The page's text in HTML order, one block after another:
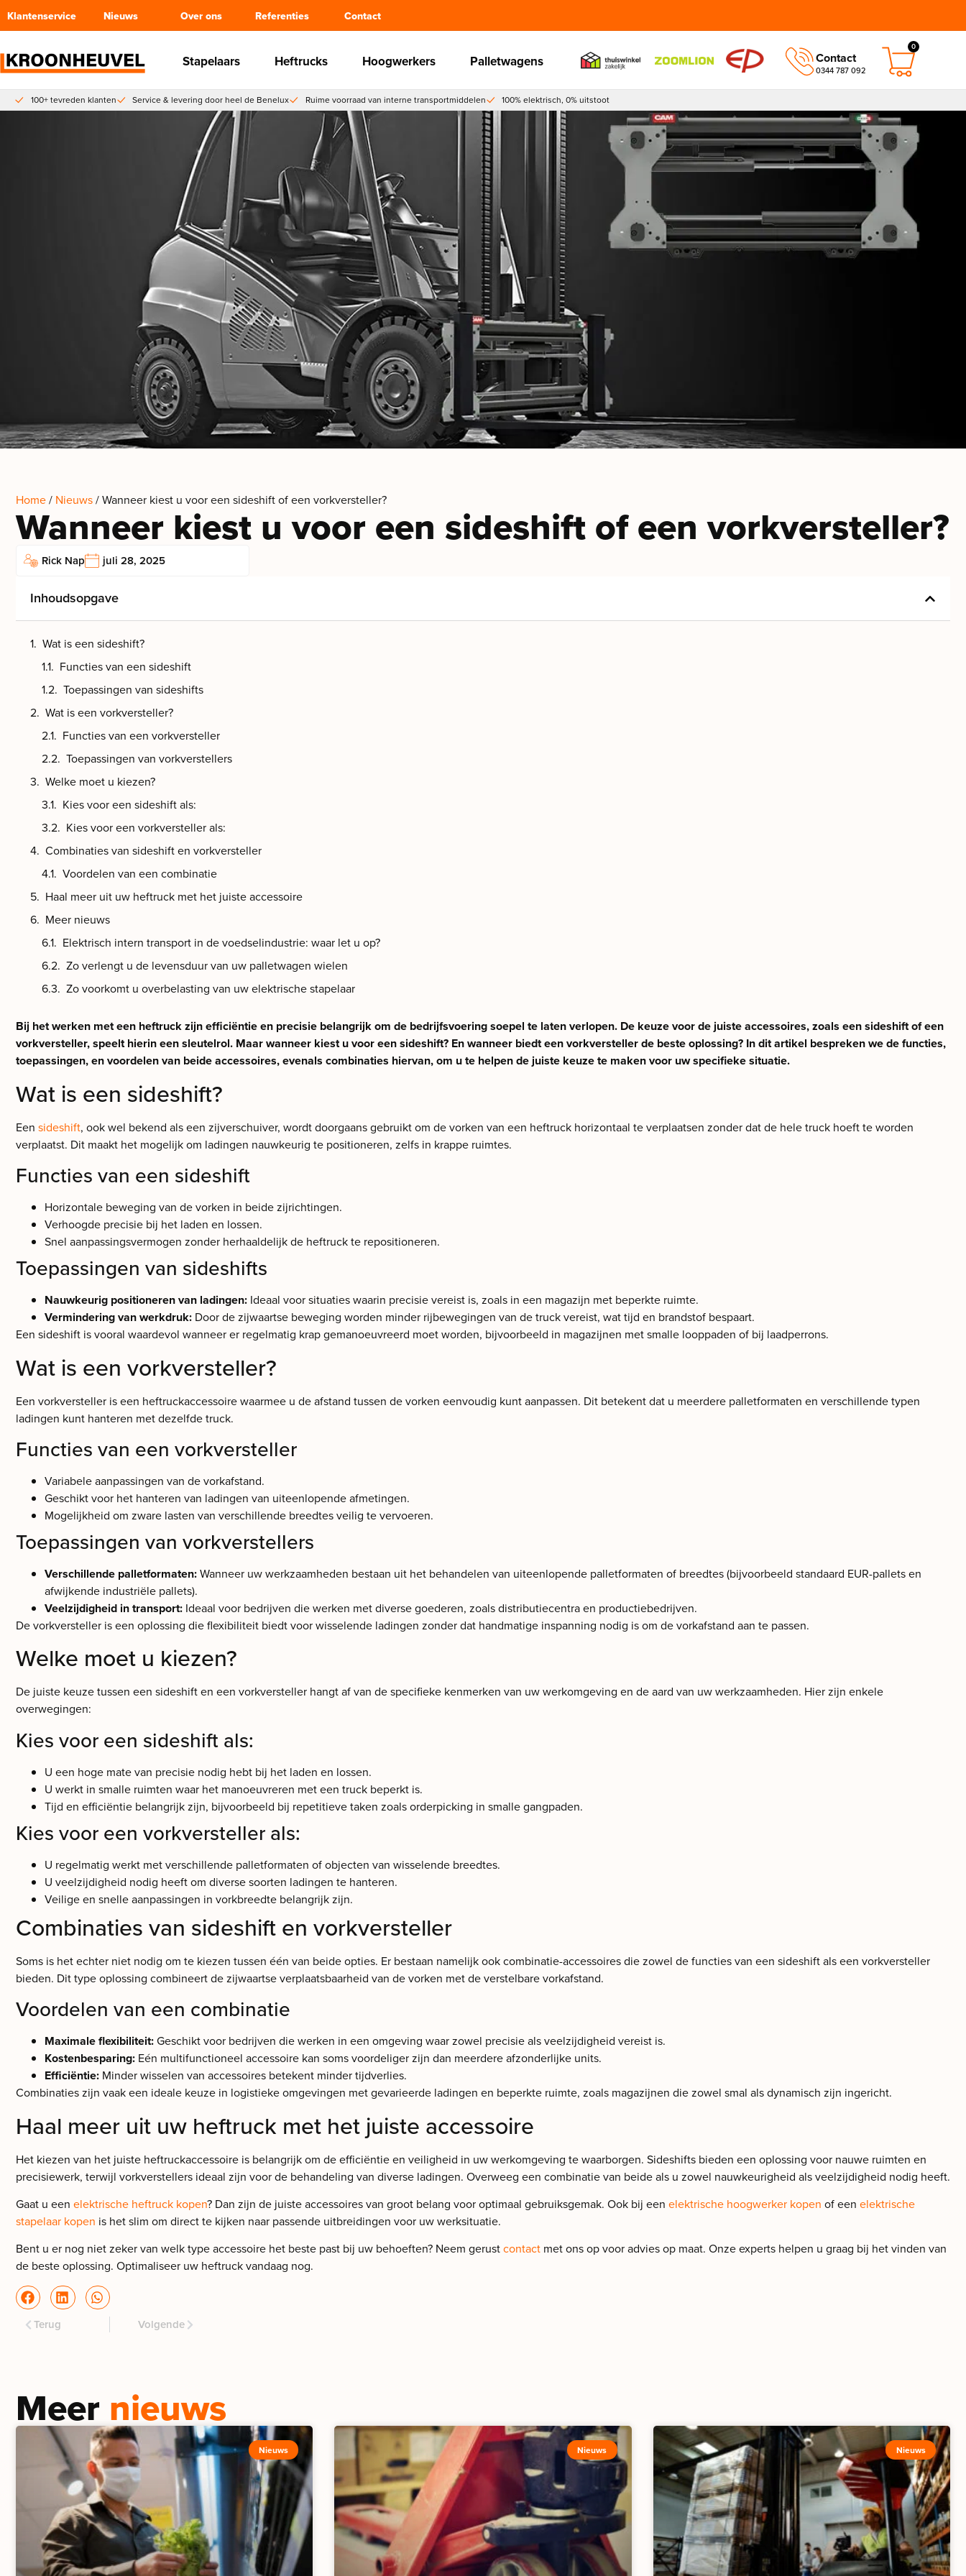
Klantenservice Nieuws Over ons Referenties Contact
Stapelaars Heftrucks Hoogwerkers Palletwagens Contact
0344 787 092
0
100+ tevreden klanten Service & levering door heel de Benelux Ruime voorraad van interne transportmiddelen 100% elektrisch, 0% uitstoot
Home/ Nieuws/ Wanneer kiest u voor een sideshift of een vorkversteller?
Wanneer kiest u voor een sideshift of een vorkversteller?
Rick Nap juli 28, 2025
Inhoudsopgave
Wat is een sideshift?
Functies van een sideshift
Toepassingen van sideshifts
Wat is een vorkversteller?
Functies van een vorkversteller
Toepassingen van vorkverstellers
Welke moet u kiezen?
Kies voor een sideshift als:
Kies voor een vorkversteller als:
Combinaties van sideshift en vorkversteller
Voordelen van een combinatie
Haal meer uit uw heftruck met het juiste accessoire
Meer nieuws
Elektrisch intern transport in de voedselindustrie: waar let u op?
Zo verlengt u de levensduur van uw palletwagen wielen
Zo voorkomt u overbelasting van uw elektrische stapelaar
Bij het werken met een heftruck zijn efficiëntie en precisie belangrijk om de bedrijfsvoering soepel te laten verlopen. De keuze voor de juiste accessoires, zoals een sideshift of een
vorkversteller, speelt hierin een sleutelrol. Maar wanneer kiest u voor een sideshift? En wanneer biedt een vorkversteller de beste oplossing? In dit artikel bespreken we de functies,
toepassingen, en voordelen van beide accessoires, evenals combinaties hiervan, om u te helpen de juiste keuze te maken voor uw specifieke situatie.
Wat is een sideshift?
Een sideshift, ook wel bekend als een zijverschuiver, wordt doorgaans gebruikt om de vorken van een heftruck horizontaal te verplaatsen zonder dat de hele truck hoeft te worden
verplaatst. Dit maakt het mogelijk om ladingen nauwkeurig te positioneren, zelfs in krappe ruimtes.
Functies van een sideshift
Horizontale beweging van de vorken in beide zijrichtingen.
Verhoogde precisie bij het laden en lossen.
Snel aanpassingsvermogen zonder herhaaldelijk de heftruck te repositioneren.
Toepassingen van sideshifts
Nauwkeurig positioneren van ladingen: Ideaal voor situaties waarin precisie vereist is, zoals in een magazijn met beperkte ruimte.
Vermindering van werkdruk: Door de zijwaartse beweging worden minder rijbewegingen van de truck vereist, wat tijd en brandstof bespaart.
Een sideshift is vooral waardevol wanneer er regelmatig krap gemanoeuvreerd moet worden, bijvoorbeeld in magazijnen met smalle looppaden of bij laadperrons.
Wat is een vorkversteller?
Een vorkversteller is een heftruckaccessoire waarmee u de afstand tussen de vorken eenvoudig kunt aanpassen. Dit betekent dat u meerdere palletformaten en verschillende typen
ladingen kunt hanteren met dezelfde truck.
Functies van een vorkversteller
Variabele aanpassingen van de vorkafstand.
Geschikt voor het hanteren van ladingen van uiteenlopende afmetingen.
Mogelijkheid om zware lasten van verschillende breedtes veilig te vervoeren.
Toepassingen van vorkverstellers
Verschillende palletformaten:Wanneer uw werkzaamheden bestaan uit het behandelen van uiteenlopende palletformaten of breedtes (bijvoorbeeld standaard EUR-pallets en
afwijkende industriële pallets).
Veelzijdigheid in transport: Ideaal voor bedrijven die werken met diverse goederen, zoals distributiecentra en productiebedrijven.
De vorkversteller is een oplossing die flexibiliteit biedt voor wisselende ladingen zonder dat handmatige inspanning nodig is om de vorkafstand aan te passen.
Welke moet u kiezen?
De juiste keuze tussen een sideshift en een vorkversteller hangt af van de specifieke kenmerken van uw werkomgeving en de aard van uw werkzaamheden. Hier zijn enkele
overwegingen:
Kies voor een sideshift als:
U een hoge mate van precisie nodig hebt bij het laden en lossen.
U werkt in smalle ruimten waar het manoeuvreren met een truck beperkt is.
Tijd en efficiëntie belangrijk zijn, bijvoorbeeld bij repetitieve taken zoals orderpicking in smalle gangpaden.
Kies voor een vorkversteller als:
U regelmatig werkt met verschillende palletformaten of objecten van wisselende breedtes.
U veelzijdigheid nodig heeft om diverse soorten ladingen te hanteren.
Veilige en snelle aanpassingen in vorkbreedte belangrijk zijn.
Combinaties van sideshift en vorkversteller
Soms is het echter niet nodig om te kiezen tussen één van beide opties. Er bestaan namelijk ook combinatie-accessoires die zowel de functies van een sideshift als een vorkversteller
bieden. Dit type oplossing combineert de zijwaartse verplaatsbaarheid van de vorken met de verstelbare vorkafstand.
Voordelen van een combinatie
Maximale flexibiliteit:Geschikt voor bedrijven die werken in een omgeving waar zowel precisie als veelzijdigheid vereist is.
Kostenbesparing: Eén multifunctioneel accessoire kan soms voordeliger zijn dan meerdere afzonderlijke units.
Efficiëntie: Minder wisselen van accessoires betekent minder tijdverlies.
Combinaties zijn vaak een ideale keuze in logistieke omgevingen met gevarieerde ladingen en beperkte ruimte, zoals magazijnen die zowel smal als dynamisch zijn ingericht.
Haal meer uit uw heftruck met het juiste accessoire
Het kiezen van het juiste heftruckaccessoire is belangrijk om de efficiëntie en veiligheid in uw werkomgeving te waarborgen. Sideshifts bieden een oplossing voor nauwe ruimten en
precisiewerk, terwijl vorkverstellers ideaal zijn voor de behandeling van diverse ladingen. Overweeg een combinatie van beide als u zowel nauwkeurigheid als veelzijdigheid nodig heeft.
Gaat u een elektrische heftruck kopen? Dan zijn de juiste accessoires van groot belang voor optimaal gebruiksgemak. Ook bij een elektrische hoogwerker kopen of een elektrische
stapelaar kopen is het slim om direct te kijken naar passende uitbreidingen voor uw werksituatie.
Bent u er nog niet zeker van welk type accessoire het beste past bij uw behoeften? Neem gerustcontact met ons op voor advies op maat. Onze experts helpen u graag bij het vinden van
de beste oplossing. Optimaliseer uw heftruck vandaag nog.
Terug Volgende
Meer nieuws
Nieuws Nieuws Nieuws